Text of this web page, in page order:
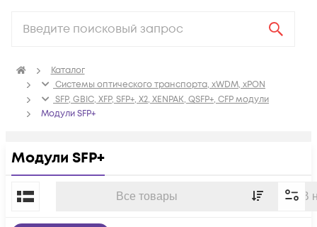
Каталог
Системы оптического транспорта, xWDM, xPON
SFP, GBIC, XFP, SFP+, X2, XENPAK, QSFP+, CFP модули
Модули SFP+
Модули SFP+
Все товары В
По популярности